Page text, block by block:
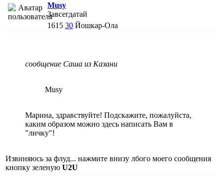
Musy
Завсегдатай
1615 30 Йошкар-Ола
сообщение Саша из Казани
Musy
Марина, здравствуйте! Подскажите, пожалуйста,
каким образом можно здесь написать Вам в
"личку"!
Извиняюсь за флуд... нажмите внизу лбого моего сообщения
кнопку зеленую U2U